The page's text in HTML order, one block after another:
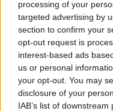
processing of your
targeted advertising by
section to confirm your
opt-out request is
interest-based ads
us or personal
your opt-out. You may
disclosure of your
IAB’s list of
ρυθμό της
αναμφίβολα η
κορυφώθηκε με την
μηχανισμό προς την
μια αιθέρια
αντικείμενο,